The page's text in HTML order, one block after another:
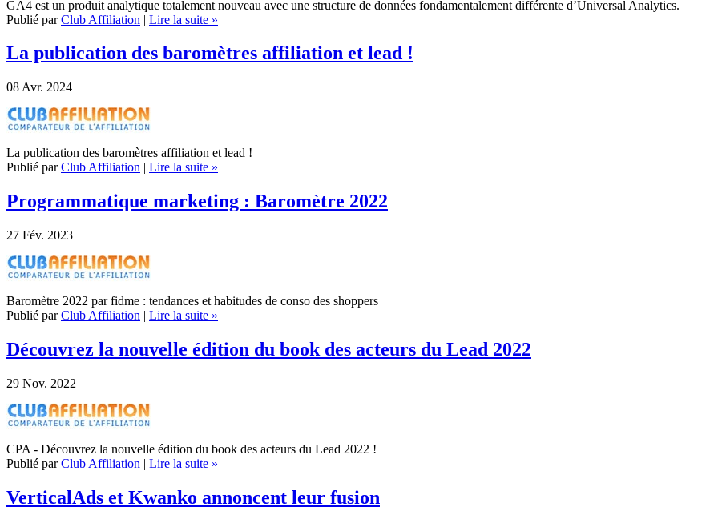
GA4 est un produit analytique totalement nouveau avec une structure de données fondamentalement différente d’Universal Analytics.
Publié parClub Affiliation | Lire la suite »
La publication des baromètres affiliation et lead !
08 Avr. 2024
La publication des baromètres affiliation et lead !
Publié parClub Affiliation | Lire la suite »
Programmatique marketing : Baromètre 2022
27 Fév. 2023
Baromètre 2022 par fidme : tendances et habitudes de conso des shoppers
Publié parClub Affiliation | Lire la suite »
Découvrez la nouvelle édition du book des acteurs du Lead 2022
29 Nov. 2022
CPA - Découvrez la nouvelle édition du book des acteurs du Lead 2022 !
Publié parClub Affiliation | Lire la suite »
VerticalAds et Kwanko annoncent leur fusion